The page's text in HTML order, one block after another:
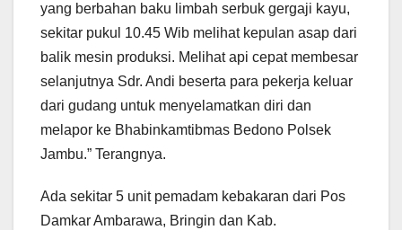
yang berbahan baku limbah serbuk gergaji kayu,
sekitar pukul 10.45 Wib melihat kepulan asap dari
balik mesin produksi. Melihat api cepat membesar
selanjutnya Sdr. Andi beserta para pekerja keluar
dari gudang untuk menyelamatkan diri dan
melapor ke Bhabinkamtibmas Bedono Polsek
Jambu.” Terangnya.
Ada sekitar 5 unit pemadam kebakaran dari Pos
Damkar Ambarawa, Bringin dan Kab.